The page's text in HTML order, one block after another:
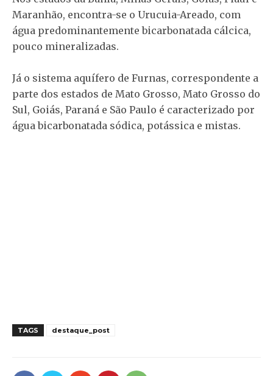
Maranhão, encontra-se o Urucuia-Areado, com
água predominantemente bicarbonatada cálcica,
pouco mineralizadas.
Já o sistema aquífero de Furnas, correspondente a
parte dos estados de Mato Grosso, Mato Grosso do
Sul, Goiás, Paraná e São Paulo é caracterizado por
água bicarbonatada sódica, potássica e mistas.
TAGS destaque_post